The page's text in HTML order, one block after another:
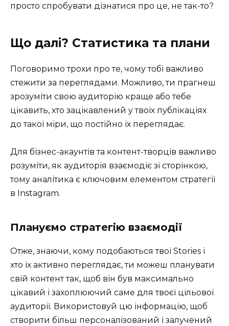
просто спробувати дізнатися про це, не так-то?
Що далі? Статистика та плани
Поговоримо трохи про те, чому тобі важливо
стежити за переглядами. Можливо, ти прагнеш
зрозуміти свою аудиторію краще або тебе
цікавить, хто зацікавлений у твоїх публікаціях
до такої міри, що постійно їх переглядає.
Для бізнес-акаунтів та контент-творців важливо
розуміти, як аудиторія взаємодіє зі сторінкою,
тому аналітика є ключовим елементом стратегії
в Instagram.
Плануємо стратегію взаємодії
Отже, знаючи, кому подобаються твої Stories і
хто їх активно переглядає, ти можеш планувати
свій контент так, щоб він був максимально
цікавий і захоплюючий саме для твоєї цільової
аудиторії. Використовуй цю інформацію, щоб
створити більш персоналізований і залучений